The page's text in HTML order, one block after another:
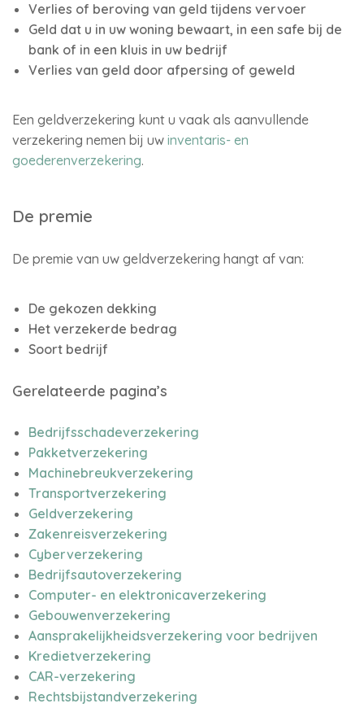
Verlies of beroving van geld tijdens vervoer
Geld dat u in uw woning bewaart, in een safe bij de
bank of in een kluis in uw bedrijf
Verlies van geld door afpersing of geweld
Een geldverzekering kunt u vaak als aanvullende
verzekering nemen bij uw inventaris- en
goederenverzekering.
De premie
De premie van uw geldverzekering hangt af van:
De gekozen dekking
Het verzekerde bedrag
Soort bedrijf
Gerelateerde pagina’s
Bedrijfsschadeverzekering
Pakketverzekering
Machinebreukverzekering
Transportverzekering
Geldverzekering
Zakenreisverzekering
Cyberverzekering
Bedrijfsautoverzekering
Computer- en elektronicaverzekering
Gebouwenverzekering
Aansprakelijkheidsverzekering voor bedrijven
Kredietverzekering
CAR-verzekering
Rechtsbijstandverzekering